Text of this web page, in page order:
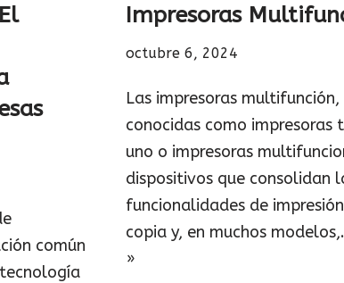
común
Impresoras
octubre 6, 2024
Las impresoras
conocidas como impresoras
uno o impresoras
dispositivos que consolidan
funcionalidades de
copia y, en muchos
»